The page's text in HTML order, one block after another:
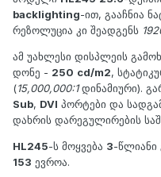
backlighting-ით, გააჩნია
რეზოლუცია კი შეადგენს
ამ უახლესი დისპლეის
დონე - 250 cd/m2,
(15,000,000:1დინამიური).
Sub, DVI პორტები და
დახრის დარეგულირების
HL245-ს მოყვება 3-წლიანი
153 ევროა.